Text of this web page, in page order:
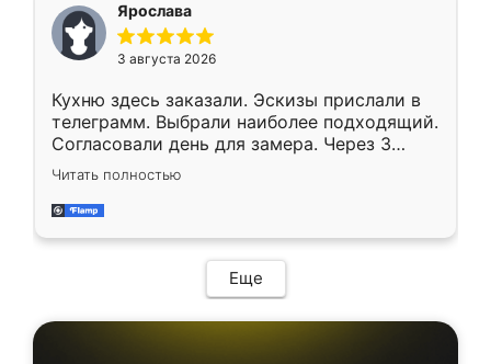
Ярослава
3 августа 2026
Кухню здесь заказали. Эскизы прислали в
телеграмм. Выбрали наиболее подходящий.
Согласовали день для замера. Через 3
недели кухня была уже готова. Остались
довольны работой. Спасибо Ренессанс
мебель за качественную работу!
Читать полностью
Еще